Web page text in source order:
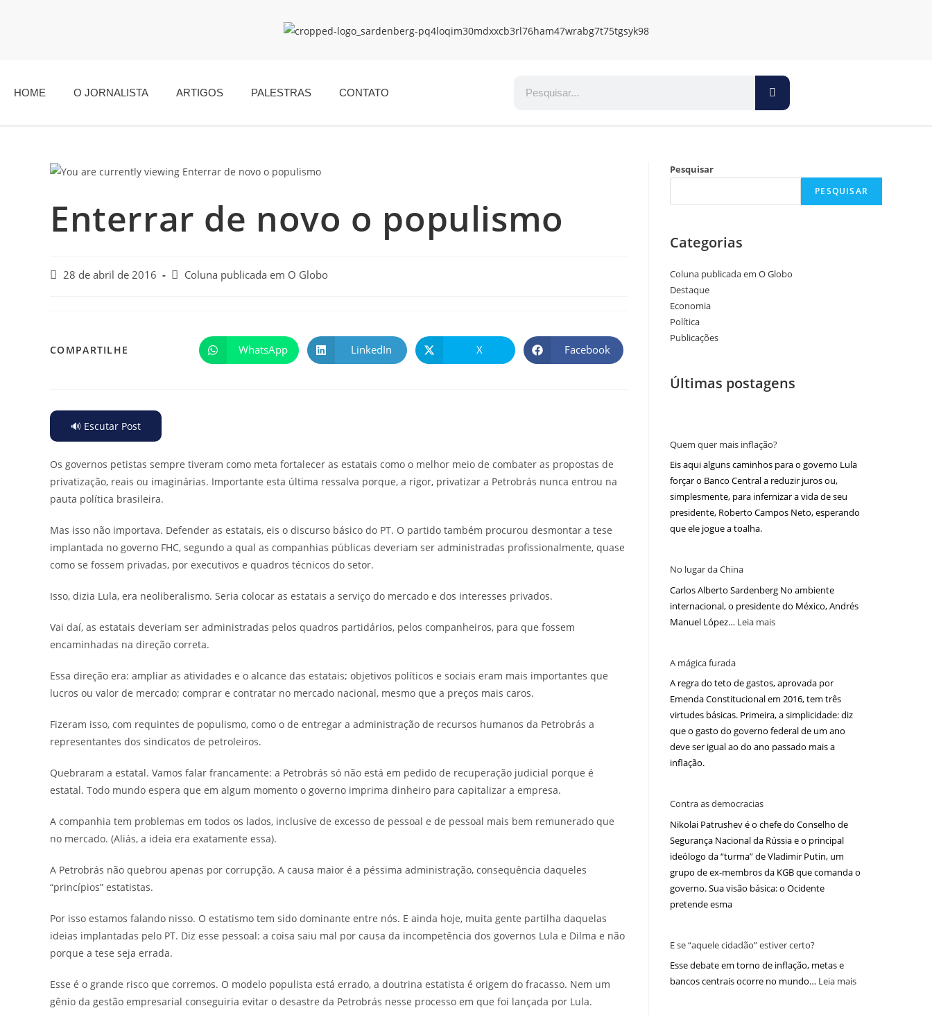
HOME O JORNALISTA ARTIGOS PALESTRAS CONTATO
Enterrar de novo o populismo
28 de abril de 2016 Coluna publicada em O Globo
COMPARTILHE WhatsApp LinkedIn X Facebook
🔊 Escutar Post
Os governos petistas sempre tiveram como meta fortalecer as estatais como o melhor meio de combater as propostas de
privatização, reais ou imaginárias. Importante esta última ressalva porque, a rigor, privatizar a Petrobrás nunca entrou na
pauta política brasileira.
Mas isso não importava. Defender as estatais, eis o discurso básico do PT. O partido também procurou desmontar a tese
implantada no governo FHC, segundo a qual as companhias públicas deveriam ser administradas profissionalmente, quase
como se fossem privadas, por executivos e quadros técnicos do setor.
Isso, dizia Lula, era neoliberalismo. Seria colocar as estatais a serviço do mercado e dos interesses privados.
Vai daí, as estatais deveriam ser administradas pelos quadros partidários, pelos companheiros, para que fossem
encaminhadas na direção correta.
Essa direção era: ampliar as atividades e o alcance das estatais; objetivos políticos e sociais eram mais importantes que
lucros ou valor de mercado; comprar e contratar no mercado nacional, mesmo que a preços mais caros.
Fizeram isso, com requintes de populismo, como o de entregar a administração de recursos humanos da Petrobrás a
representantes dos sindicatos de petroleiros.
Quebraram a estatal. Vamos falar francamente: a Petrobrás só não está em pedido de recuperação judicial porque é
estatal. Todo mundo espera que em algum momento o governo imprima dinheiro para capitalizar a empresa.
A companhia tem problemas em todos os lados, inclusive de excesso de pessoal e de pessoal mais bem remunerado que
no mercado. (Aliás, a ideia era exatamente essa).
A Petrobrás não quebrou apenas por corrupção. A causa maior é a péssima administração, consequência daqueles
“princípios” estatistas.
Por isso estamos falando nisso. O estatismo tem sido dominante entre nós. E ainda hoje, muita gente partilha daquelas
ideias implantadas pelo PT. Diz esse pessoal: a coisa saiu mal por causa da incompetência dos governos Lula e Dilma e não
porque a tese seja errada.
Esse é o grande risco que corremos. O modelo populista está errado, a doutrina estatista é origem do fracasso. Nem um
gênio da gestão empresarial conseguiria evitar o desastre da Petrobrás nesse processo em que foi lançada por Lula.
Pesquisar
PESQUISAR
Categorias
Coluna publicada em O Globo
Destaque
Economia
Política
Publicações
Últimas postagens
Quem quer mais inflação?
Eis aqui alguns caminhos para o governo Lula
forçar o Banco Central a reduzir juros ou,
simplesmente, para infernizar a vida de seu
presidente, Roberto Campos Neto, esperando
que ele jogue a toalha.
No lugar da China
Carlos Alberto Sardenberg No ambiente
internacional, o presidente do México, Andrés
Manuel López… Leia mais
A mágica furada
A regra do teto de gastos, aprovada por
Emenda Constitucional em 2016, tem três
virtudes básicas. Primeira, a simplicidade: diz
que o gasto do governo federal de um ano
deve ser igual ao do ano passado mais a
inflação.
Contra as democracias
Nikolai Patrushev é o chefe do Conselho de
Segurança Nacional da Rússia e o principal
ideólogo da “turma” de Vladimir Putin, um
grupo de ex-membros da KGB que comanda o
governo. Sua visão básica: o Ocidente
pretende esma
E se “aquele cidadão” estiver certo?
Esse debate em torno de inflação, metas e
bancos centrais ocorre no mundo… Leia mais